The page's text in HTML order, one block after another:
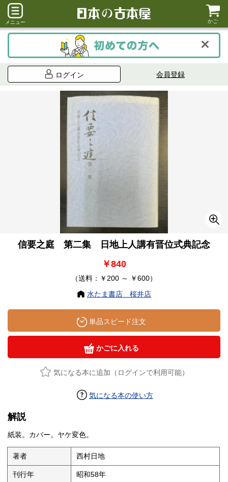
メニュー かご
ログイン 会員登録
信要之庭 第二集 日地上人講有晋位式典記念
￥840
（送料：￥200 ～ ￥600）
水たま書店 桜井店
単品スピード注文
かごに入れる
気になる本に追加（ログインで利用可能）
気になる本の使い方
解説
紙装。カバー。ヤケ変色。
著者 西村日地
刊行年 昭和58年